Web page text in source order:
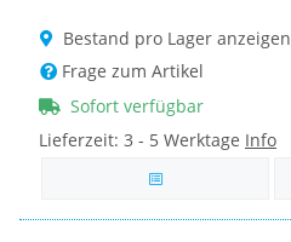
Bestand pro Lager anzeigen
Frage zum Artikel
Sofort verfügbar
Lieferzeit: 3 - 5 Werktage Info